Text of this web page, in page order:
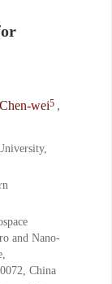
wei5 ,
and Nano-
China